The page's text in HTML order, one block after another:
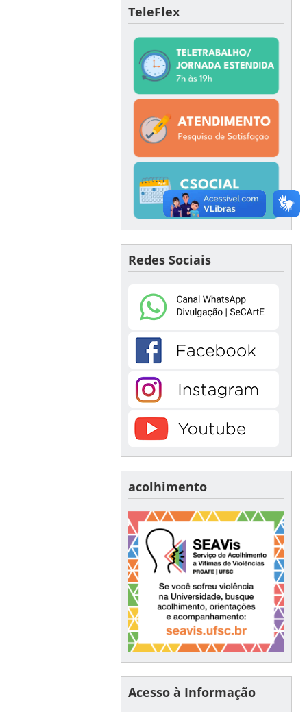
TeleFlex
Redes Sociais
acolhimento
Acesso à Informação